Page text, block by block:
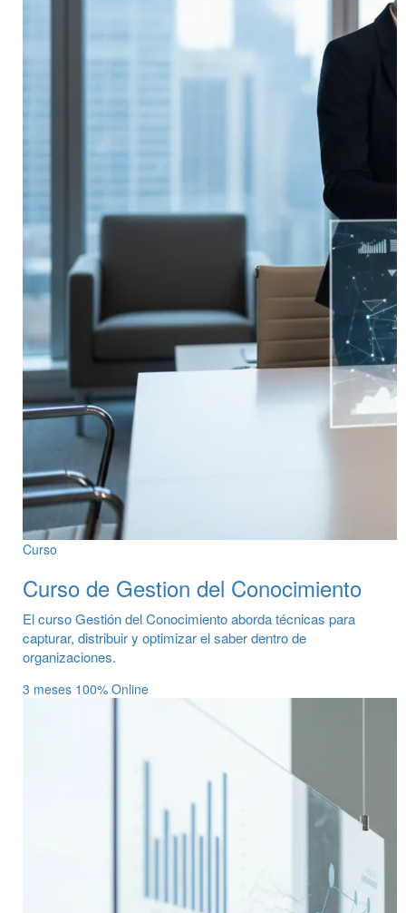
Curso
Curso de Gestion del Conocimiento
El curso Gestión del Conocimiento aborda técnicas para
capturar, distribuir y optimizar el saber dentro de
organizaciones.
3 meses 100% Online